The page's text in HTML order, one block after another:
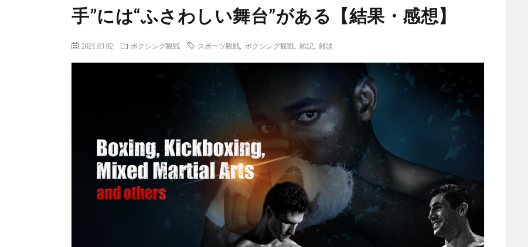
手”には“ふさわしい舞台”がある【結果・感想】
2021.03.02 ボクシング観戦 スポーツ観戦 ボクシング観戦 雑記 雑談